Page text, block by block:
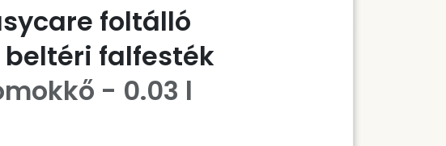
foltálló
falfesték
- 0.03 l